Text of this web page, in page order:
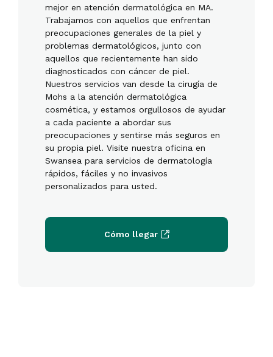
mejor en atención dermatológica en MA.
Trabajamos con aquellos que enfrentan
preocupaciones generales de la piel y
problemas dermatológicos, junto con
aquellos que recientemente han sido
diagnosticados con cáncer de piel.
Nuestros servicios van desde la cirugía de
Mohs a la atención dermatológica
cosmética, y estamos orgullosos de ayudar
a cada paciente a abordar sus
preocupaciones y sentirse más seguros en
su propia piel. Visite nuestra oficina en
Swansea para servicios de dermatología
rápidos, fáciles y no invasivos
personalizados para usted.
Cómo llegar